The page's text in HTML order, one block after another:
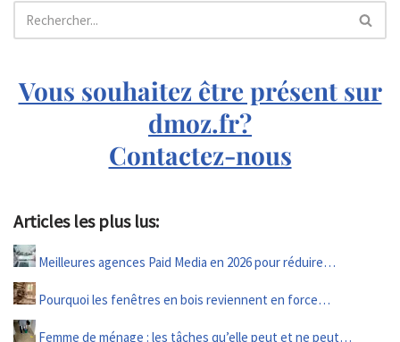
Vous souhaitez être présent sur
dmoz.fr?
Contactez-nous
Articles les plus lus:
Meilleures agences Paid Media en 2026 pour réduire…
Pourquoi les fenêtres en bois reviennent en force…
Femme de ménage : les tâches qu’elle peut et ne peut…